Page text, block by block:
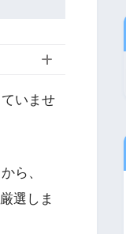
いませ
ら、
選しま